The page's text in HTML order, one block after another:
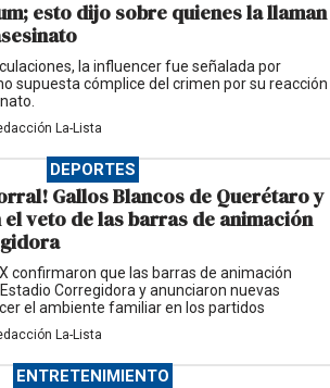
esto dijo sobre quienes la llaman
la influencer fue señalada por
supuesta cómplice del crimen por su reacción
La-Lista
DEPORTES
Gallos Blancos de Querétaro y
veto de las barras de animación
confirmaron que las barras de animación
Corregidora y anunciaron nuevas
el ambiente familiar en los partidos
La-Lista
ENTRETENIMIENTO